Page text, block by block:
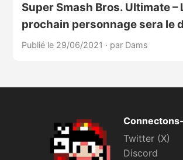
Super Smash Bros. Ultimate –
prochain personnage sera le
Publié le 29/06/2021 · par Dams
Twitter (X)
Discord